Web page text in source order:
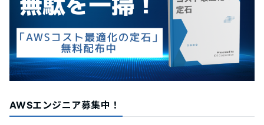
AWSエンジニア募集中！